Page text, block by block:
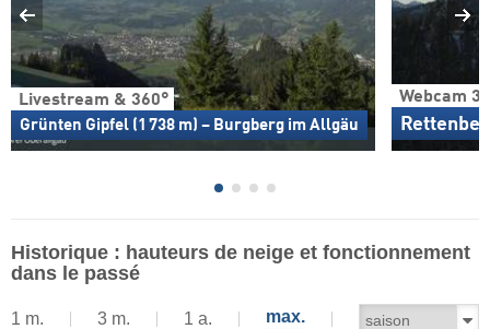
Livestream & 360°
Grünten Gipfel (1 738 m) – Burgberg im Allgäu
Webcam
Historique : hauteurs de neige et fonctionnement
dans le passé
1 m. 3 m. 1 a. max.